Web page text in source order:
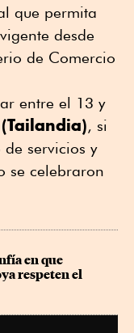
que permita
desde
de Comercio
entre el 13 y
, si
servicios y
se celebraron
en que
respeten el